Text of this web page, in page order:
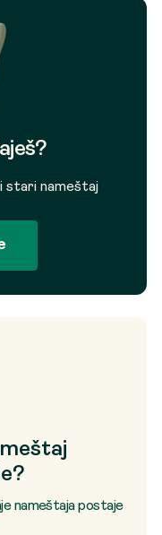
stari nameštaj
nameštaja postaje